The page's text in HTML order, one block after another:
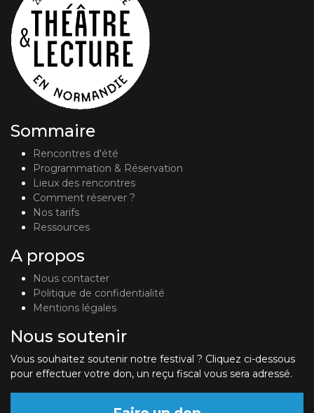
Sommaire
Rencontres d'été
Programmation & Réservation
Lieux des rencontres
Comment réserver ?
Nos tarifs
Ressources
A propos
Nous contacter
Politique de confidentialité
Mentions légales
Nous soutenir
Vous souhaitez soutenir notre festival ? Cliquez ci-dessous
pour effectuer votre don, un reçu fiscal vous sera adressé.